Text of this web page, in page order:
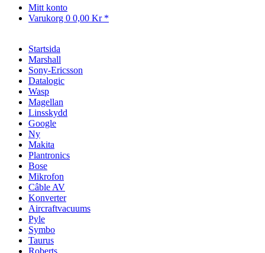
Mitt konto
Varukorg 0 0,00 Kr *
Startsida
Marshall
Sony-Ericsson
Datalogic
Wasp
Magellan
Linsskydd
Google
Ny
Makita
Plantronics
Bose
Mikrofon
Câble AV
Konverter
Aircraftvacuums
Pyle
Symbo
Taurus
Roberts